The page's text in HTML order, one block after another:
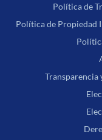
Política de
Política de Propiedad
Transparencia